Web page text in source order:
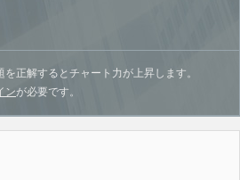
正解するとチャート力が上昇します。
ンが必要です。